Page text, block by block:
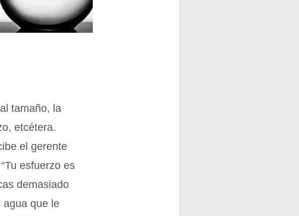
tamaño, la
etcétera.
el gerente
esfuerzo es
demasiado
agua que le